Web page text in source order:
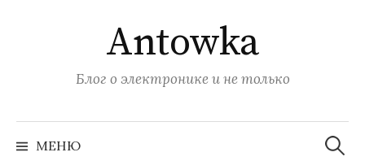
содержимомуAntowka
Блог о электронике и не только
МЕНЮ
Найти: